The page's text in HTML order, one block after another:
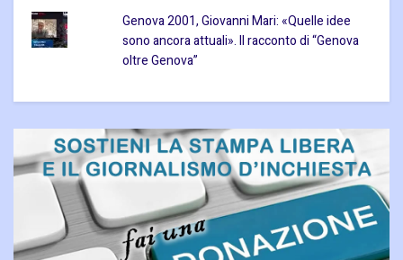
Genova 2001, Giovanni Mari: «Quelle idee
sono ancora attuali». Il racconto di “Genova
oltre Genova”